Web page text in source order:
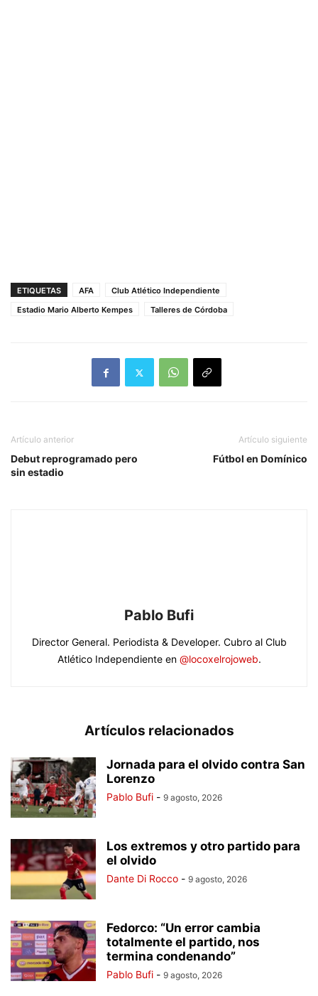
ETIQUETAS AFA
Club Atlético Independiente
Estadio Mario Alberto Kempes
Talleres de Córdoba
Artículo anterior
Debut reprogramado pero
sin estadio
Artículo siguiente
Fútbol en Domínico
Pablo Bufi
Director General. Periodista & Developer. Cubro al Club
Atlético Independiente en @locoxelrojoweb.
Artículos relacionados
Jornada para el olvido contra San
Lorenzo
Pablo Bufi - 9 agosto, 2026
Los extremos y otro partido para
el olvido
Dante Di Rocco - 9 agosto, 2026
Fedorco: “Un error cambia
totalmente el partido, nos
termina condenando”
Pablo Bufi - 9 agosto, 2026